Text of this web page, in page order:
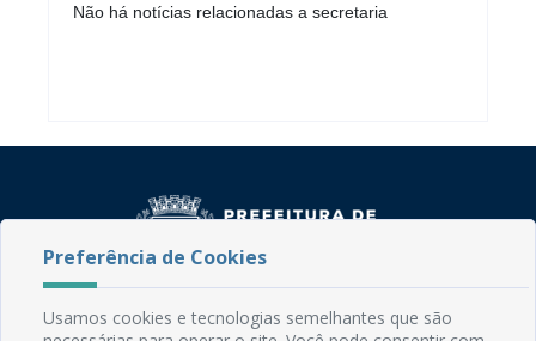
Não há notícias relacionadas a secretaria
Rua do Imperador, 78, Centro
Preferência de Cookies
Usamos cookies e tecnologias semelhantes que são